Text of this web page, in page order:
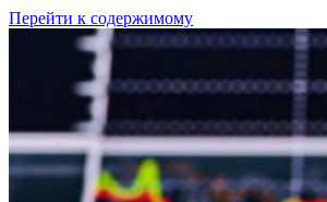
Перейти к содержимому